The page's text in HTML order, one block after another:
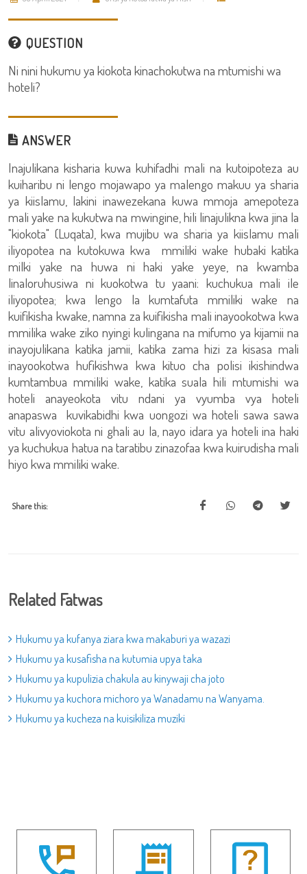
QUESTION
Ni nini hukumu ya kiokota kinachokutwa na mtumishi wa
hoteli?
ANSWER
Inajulikana kisharia kuwa kuhifadhi mali na kutoipoteza au
kuiharibu ni lengo mojawapo ya malengo makuu ya sharia
ya kiislamu, lakini inawezekana kuwa mmoja amepoteza
mali yake na kukutwa na mwingine, hili linajulikna kwa jina la
"kiokota" (Luqata), kwa mujibu wa sharia ya kiislamu mali
iliyopotea na kutokuwa kwa mmiliki wake hubaki katika
milki yake na huwa ni haki yake yeye, na kwamba
linaloruhusiwa ni kuokotwa tu yaani: kuchukua mali ile
iliyopotea; kwa lengo la kumtafuta mmiliki wake na
kuifikisha kwake, namna za kuifikisha mali inayookotwa kwa
mmilika wake ziko nyingi kulingana na mifumo ya kijamii na
inayojulikana katika jamii, katika zama hizi za kisasa mali
inayookotwa hufikishwa kwa kituo cha polisi ikishindwa
kumtambua mmiliki wake, katika suala hili mtumishi wa
hoteli anayeokota vitu ndani ya vyumba vya hoteli
anapaswa kuvikabidhi kwa uongozi wa hoteli sawa sawa
vitu alivyoviokota ni ghali au la, nayo idara ya hoteli ina haki
ya kuchukua hatua na taratibu zinazofaa kwa kuirudisha mali
hiyo kwa mmiliki wake.
Share this:
Related Fatwas
Hukumu ya kufanya ziara kwa makaburi ya wazazi
Hukumu ya kusafisha na kutumia upya taka
Hukumu ya kupulizia chakula au kinywaji cha joto
Hukumu ya kuchora michoro ya Wanadamu na Wanyama.
Hukumu ya kucheza na kuisikiliza muziki